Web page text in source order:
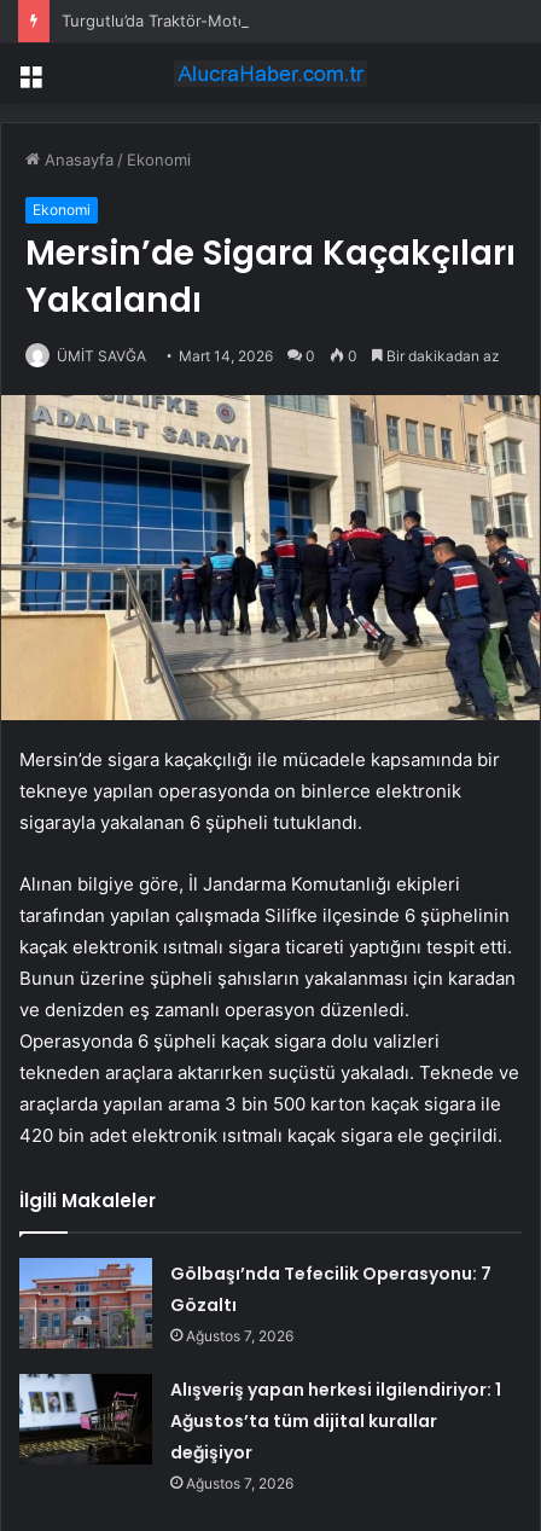
Turgutlu’da Traktör-Motosiklet Kazası
Menü
Anasayfa / Ekonomi
Ekonomi
Mersin’de Sigara Kaçakçıları
Yakalandı
ÜMİT SAVĞA Mart 14, 2026 0 0 Bir dakikadan az
Mersin’de sigara kaçakçılığı ile mücadele kapsamında bir
tekneye yapılan operasyonda on binlerce elektronik
sigarayla yakalanan 6 şüpheli tutuklandı.
Alınan bilgiye göre, İl Jandarma Komutanlığı ekipleri
tarafından yapılan çalışmada Silifke ilçesinde 6 şüphelinin
kaçak elektronik ısıtmalı sigara ticareti yaptığını tespit etti.
Bunun üzerine şüpheli şahısların yakalanması için karadan
ve denizden eş zamanlı operasyon düzenledi.
Operasyonda 6 şüpheli kaçak sigara dolu valizleri
tekneden araçlara aktarırken suçüstü yakaladı. Teknede ve
araçlarda yapılan arama 3 bin 500 karton kaçak sigara ile
420 bin adet elektronik ısıtmalı kaçak sigara ele geçirildi.
İlgili Makaleler
Gölbaşı’nda Tefecilik Operasyonu: 7
Gözaltı
Ağustos 7, 2026
Alışveriş yapan herkesi ilgilendiriyor: 1
Ağustos’ta tüm dijital kurallar
değişiyor
Ağustos 7, 2026